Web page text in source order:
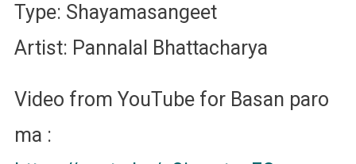
Type: Shayamasangeet
Artist: Pannalal Bhattacharya
Video from YouTube for Basan paro
ma :